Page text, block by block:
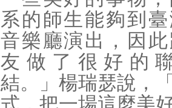
系的師生能夠到
音樂廳演出，因
友做了很好的
結。」楊瑞瑟說，